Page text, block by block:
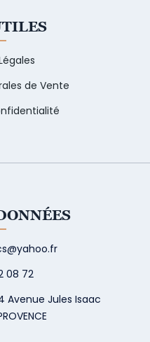
de Vente
08 72
Avenue Jules Isaac